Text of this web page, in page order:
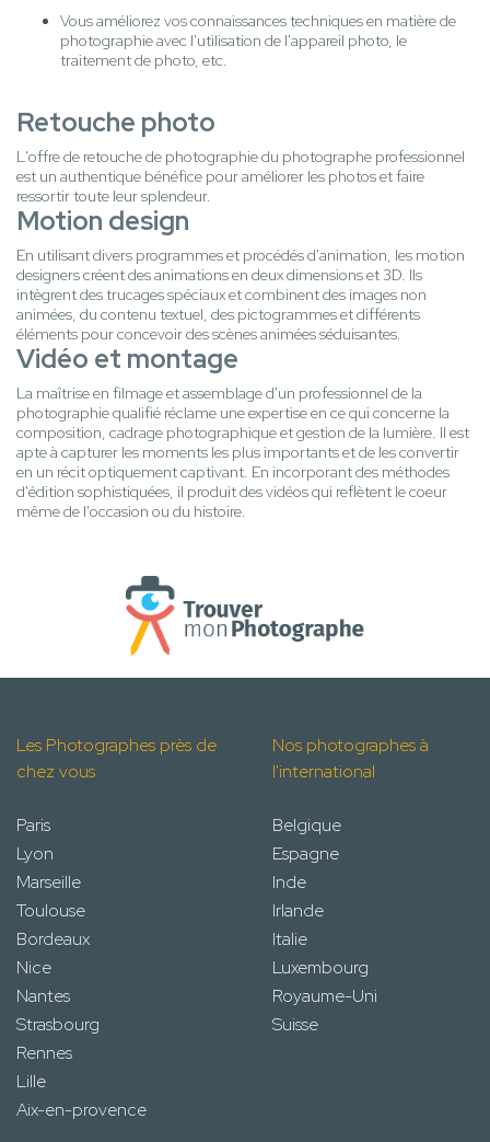
Vous améliorez vos connaissances techniques en matière de
photographie avec l'utilisation de l'appareil photo, le
traitement de photo, etc.
Retouche photo
L'offre de retouche de photographie du photographe professionnel
est un authentique bénéfice pour améliorer les photos et faire
ressortir toute leur splendeur.
Motion design
En utilisant divers programmes et procédés d'animation, les motion
designers créent des animations en deux dimensions et 3D. Ils
intègrent des trucages spéciaux et combinent des images non
animées, du contenu textuel, des pictogrammes et différents
éléments pour concevoir des scènes animées séduisantes.
Vidéo et montage
La maîtrise en filmage et assemblage d'un professionnel de la
photographie qualifié réclame une expertise en ce qui concerne la
composition, cadrage photographique et gestion de la lumière. Il est
apte à capturer les moments les plus importants et de les convertir
en un récit optiquement captivant. En incorporant des méthodes
d'édition sophistiquées, il produit des vidéos qui reflètent le coeur
même de l'occasion ou du histoire.
Les Photographes près de
chez vous
Paris
Lyon
Marseille
Toulouse
Bordeaux
Nice
Nantes
Strasbourg
Rennes
Lille
Aix-en-provence
Nos photographes à
l'international
Belgique
Espagne
Inde
Irlande
Italie
Luxembourg
Royaume-Uni
Suisse